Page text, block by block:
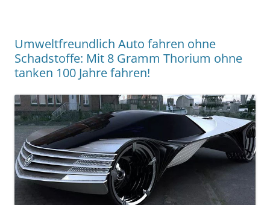
Umweltfreundlich Auto fahren ohne
Schadstoffe: Mit 8 Gramm Thorium ohne
tanken 100 Jahre fahren!